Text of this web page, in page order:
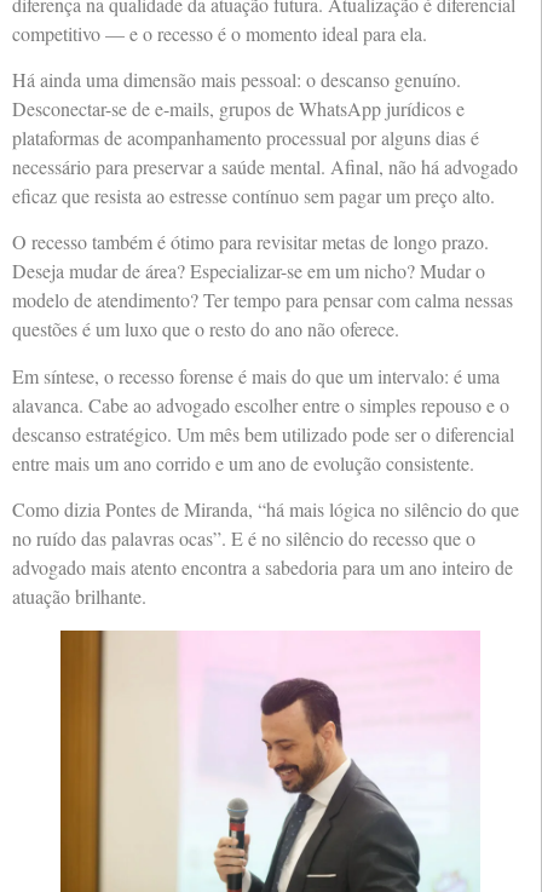
competitivo — e o recesso é o momento ideal para ela.
Há ainda uma dimensão mais pessoal: o descanso genuíno.
Desconectar-se de e-mails, grupos de WhatsApp jurídicos e
plataformas de acompanhamento processual por alguns dias é
necessário para preservar a saúde mental. Afinal, não há advogado
eficaz que resista ao estresse contínuo sem pagar um preço alto.
O recesso também é ótimo para revisitar metas de longo prazo.
Deseja mudar de área? Especializar-se em um nicho? Mudar o
modelo de atendimento? Ter tempo para pensar com calma nessas
questões é um luxo que o resto do ano não oferece.
Em síntese, o recesso forense é mais do que um intervalo: é uma
alavanca. Cabe ao advogado escolher entre o simples repouso e o
descanso estratégico. Um mês bem utilizado pode ser o diferencial
entre mais um ano corrido e um ano de evolução consistente.
Como dizia Pontes de Miranda, “há mais lógica no silêncio do que
no ruído das palavras ocas”. E é no silêncio do recesso que o
advogado mais atento encontra a sabedoria para um ano inteiro de
atuação brilhante.